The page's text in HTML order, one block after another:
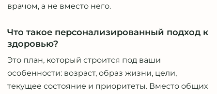
врачом, а не вместо него.
Что такое персонализированный подход к
здоровью?
Это план, который строится под ваши
особенности: возраст, образ жизни, цели,
текущее состояние и приоритеты. Вместо общих